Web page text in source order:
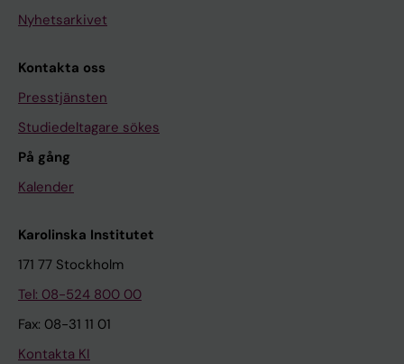
Nyhetsarkivet
Kontakta oss
Presstjänsten
Studiedeltagare sökes
På gång
Kalender
Karolinska Institutet
171 77 Stockholm
Tel: 08-524 800 00
Fax: 08-31 11 01
Kontakta KI